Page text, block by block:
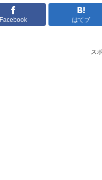
Facebook はてブ
ス